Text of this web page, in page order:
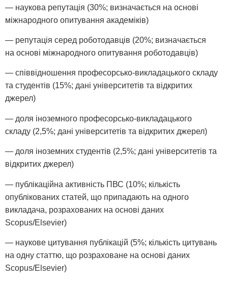
— наукова репутація (30%; визначається на основі
міжнародного опитування академіків)
— репутація серед роботодавців (20%; визначається
на основі міжнародного опитування роботодавців)
— співвідношення професорсько-викладацького складу
та студентів (15%; дані університетів та відкритих
джерел)
— доля іноземного професорсько-викладацького
складу (2,5%; дані університетів та відкритих джерел)
— доля іноземних студентів (2,5%; дані університетів та
відкритих джерел)
— публікаційна активність ПВС (10%; кількість
опублікованих статей, що припадають на одного
викладача, розрахованих на основі даних
Scopus/Elsevier)
— наукове цитування публікацій (5%; кількість цитувань
на одну статтю, що розраховане на основі даних
Scopus/Elsevier)